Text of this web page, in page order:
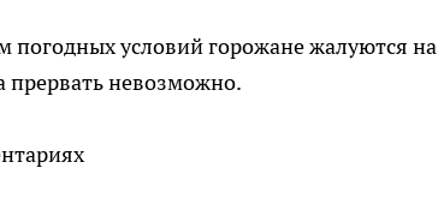
погодных условий горожане жалуются на
прервать невозможно.